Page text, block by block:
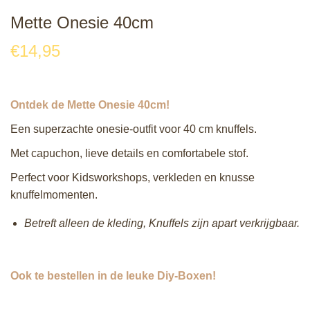
Mette Onesie 40cm
€14,95
Ontdek de Mette Onesie 40cm!
Een superzachte onesie‑outfit voor 40 cm knuffels.
Met capuchon, lieve details en comfortabele stof.
Perfect voor Kidsworkshops, verkleden en knusse
knuffelmomenten.
Betreft alleen de kleding, Knuffels zijn apart verkrijgbaar.
Ook te bestellen in de leuke Diy-Boxen!